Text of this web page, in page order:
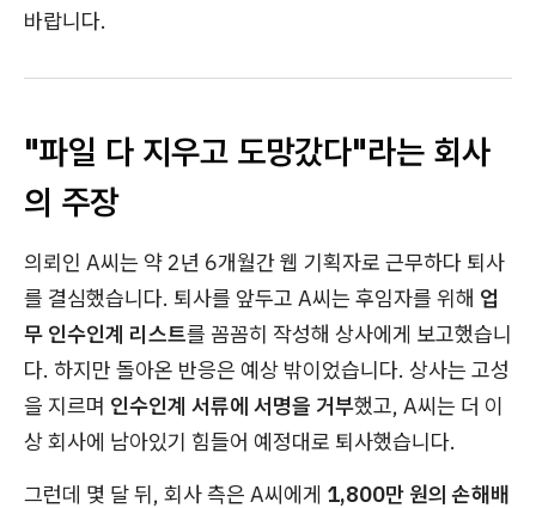
바랍니다.
"파일 다 지우고 도망갔다"라는 회사
의 주장
의뢰인 A씨는 약 2년 6개월간 웹 기획자로 근무하다 퇴사
를 결심했습니다. 퇴사를 앞두고 A씨는 후임자를 위해 업
무 인수인계 리스트를 꼼꼼히 작성해 상사에게 보고했습니
다. 하지만 돌아온 반응은 예상 밖이었습니다. 상사는 고성
을 지르며 인수인계 서류에 서명을 거부했고, A씨는 더 이
상 회사에 남아있기 힘들어 예정대로 퇴사했습니다.
그런데 몇 달 뒤, 회사 측은 A씨에게 1,800만 원의 손해배